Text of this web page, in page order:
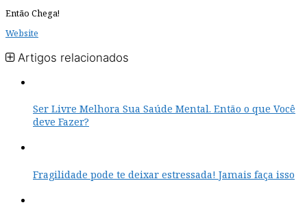
Então Chega!
Website
Artigos relacionados
Ser Livre Melhora Sua Saúde Mental. Então o que Você
deve Fazer?
Fragilidade pode te deixar estressada! Jamais faça isso